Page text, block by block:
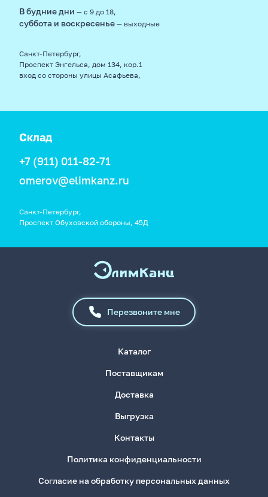
В будние дни — с 9 до 18,
суббота и воскресенье — выходные
Санкт-Петербург,
Проспект Энгельса, дом 134, кор.1
вход со стороны улицы Асафьева,
Склад
+7 (911) 011-82-71
omerov@elimkanz.ru
Санкт-Петербург,
Проспект Обуховской обороны, 45Д
Перезвоните мне
Каталог
Поставщикам
Доставка
Выгрузка
Контакты
Политика конфиденциальности
Согласие на обработку персональных данных